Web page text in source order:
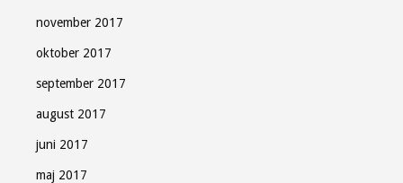
november 2017
oktober 2017
september 2017
august 2017
juni 2017
maj 2017